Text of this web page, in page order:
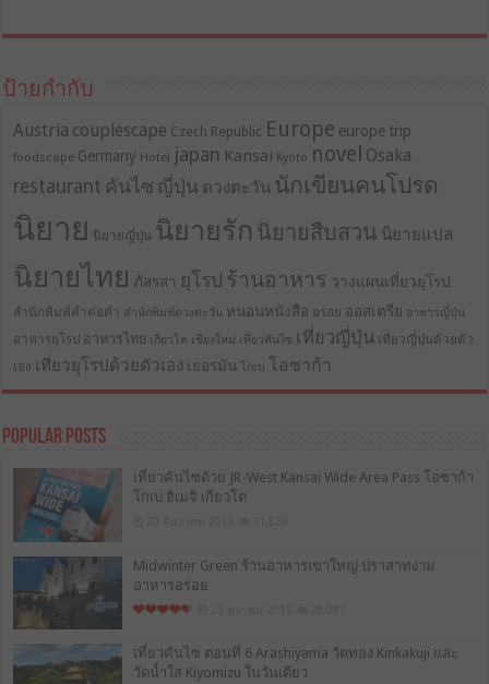
ป้ายกำกับ
Austria couplescape Czech Republic Europe europe trip
foodscape Germany Hotel japan Kansai Kyoto novel Osaka
restaurant คันไซ ญี่ปุ่น ดวงตะวัน นักเขียนคนโปรด
นิยาย นิยายญี่ปุ่น นิยายรัก นิยายสืบสวน นิยายแปล
นิยายไทย ภัสรสา ยุโรป ร้านอาหาร วางแผนเที่ยวยุโรป
สำนักพิมพ์คำต่อคำ สำนักพิมพ์ดวงตะวัน หนอนหนังสือ อร่อย ออสเตรีย อาหารญี่ปุ่น
อาหารยุโรป อาหารไทย เกียวโต เชียงใหม่ เที่ยวคันไซ เที่ยวญี่ปุ่น เที่ยวญี่ปุ่นด้วยตัว
เอง เที่ยวยุโรปด้วยตัวเอง เยอรมัน โกเบ โอซาก้า
Popular Posts
เที่ยวคันไซด้วย JR-West Kansai Wide Area Pass โอซาก้า
โกเบ ฮิเมจิ เกียวโต
Midwinter Green ร้านอาหารเขาใหญ่ ปราสาทงาม
อาหารอร่อย
เที่ยวคันไซ ตอนที่ 6 Arashiyama วัดทอง Kinkakuji และ
วัดน้ำใส Kiyomizu ในวันเดียว